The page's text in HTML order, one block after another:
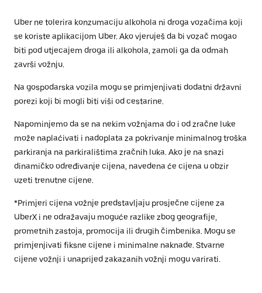
Uber ne tolerira konzumaciju alkohola ni droga vozačima koji
se koriste aplikacijom Uber. Ako vjeruješ da bi vozač mogao
biti pod utjecajem droga ili alkohola, zamoli ga da odmah
završi vožnju.
Na gospodarska vozila mogu se primjenjivati dodatni državni
porezi koji bi mogli biti viši od cestarine.
Napominjemo da se na nekim vožnjama do i od zračne luke
može naplaćivati i nadoplata za pokrivanje minimalnog troška
parkiranja na parkiralištima zračnih luka. Ako je na snazi
dinamičko određivanje cijena, navedena će cijena u obzir
uzeti trenutne cijene.
*Primjeri cijena vožnje predstavljaju prosječne cijene za
UberX i ne odražavaju moguće razlike zbog geografije,
prometnih zastoja, promocija ili drugih čimbenika. Mogu se
primjenjivati fiksne cijene i minimalne naknade. Stvarne
cijene vožnji i unaprijed zakazanih vožnji mogu varirati.